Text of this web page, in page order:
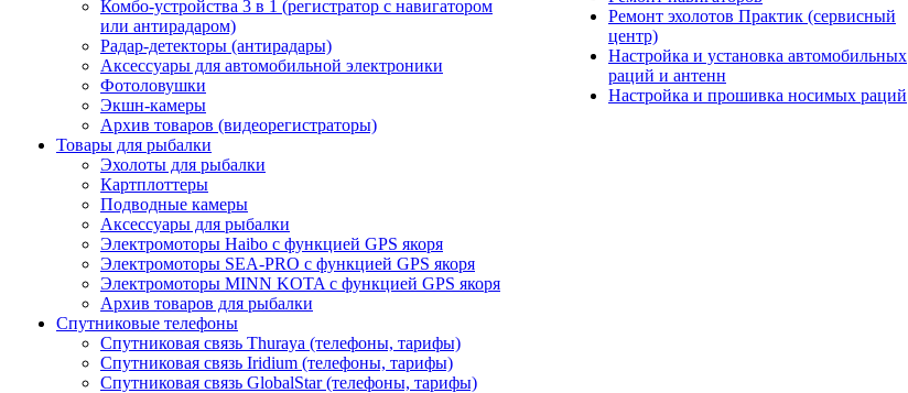
Комбо-устройства 3 в 1 (регистратор с навигатором
или антирадаром)
Радар-детекторы (антирадары)
Аксессуары для автомобильной электроники
Фотоловушки
Экшн-камеры
Архив товаров (видеорегистраторы)
Товары для рыбалки
Эхолоты для рыбалки
Картплоттеры
Подводные камеры
Аксессуары для рыбалки
Электромоторы Haibo с функцией GPS якоря
Электромоторы SEA-PRO с функцией GPS якоря
Электромоторы MINN KOTA с функцией GPS якоря
Архив товаров для рыбалки
Спутниковые телефоны
Спутниковая связь Thuraya (телефоны, тарифы)
Спутниковая связь Iridium (телефоны, тарифы)
Спутниковая связь GlobalStar (телефоны, тарифы)
Ремонт эхолотов Практик (сервисный
центр)
Настройка и установка автомобильных
раций и антенн
Настройка и прошивка носимых раций